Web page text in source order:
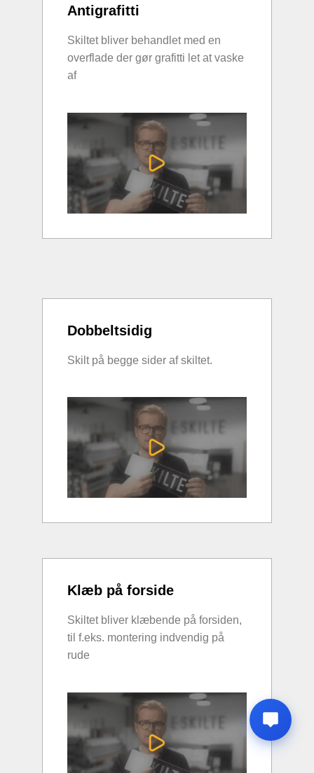
Antigrafitti
Skiltet bliver behandlet med en
overflade der gør grafitti let at vaske
af
Dobbeltsidig
Skilt på begge sider af skiltet.
Klæb på forside
Skiltet bliver klæbende på forsiden,
til f.eks. montering indvendig på
rude